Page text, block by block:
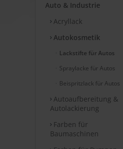
Auto & Industrie
Acryllack
Autokosmetik
Lackstifte für Autos
Spraylacke für Autos
Beispritzlack für Autos
Autoaufbereitung &
Autolackierung
Farben für
Baumaschinen